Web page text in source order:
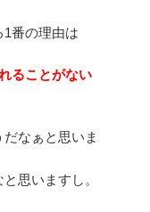
1番の理由は
ることがない
なぁと思いま
思いますし。